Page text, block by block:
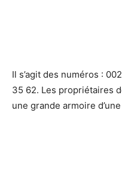
Il s’agit des numéros :
35 62. Les propriétaires
une grande armoire